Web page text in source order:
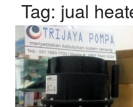
Tag: jual